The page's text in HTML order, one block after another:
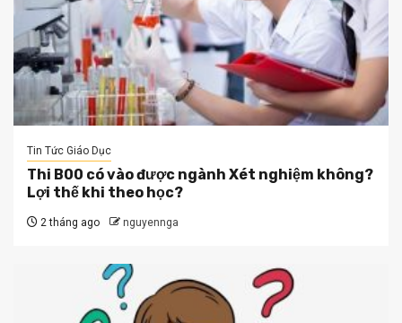
Tin Tức Giáo Dục
Thi B00 có vào được ngành Xét nghiệm không?
Lợi thế khi theo học?
2 tháng ago nguyennga